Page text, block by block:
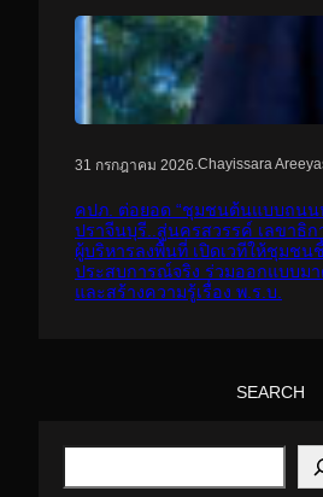
31 กรกฎาคม 2026.Chayissara
คปภ. ต่อยอด “ชุมชนต้นแบบถนน
ปราจีนบุรี..สู่นครสวรรค์ เลขาธิ
ผู้บริหารลงพื้นที่ เปิดเวทีให้ชุมชน
ประสบการณ์จริง ร่วมออกแบบม
และสร้างความรู้เรื่อง พ.ร.บ.
SEARCH
S
a